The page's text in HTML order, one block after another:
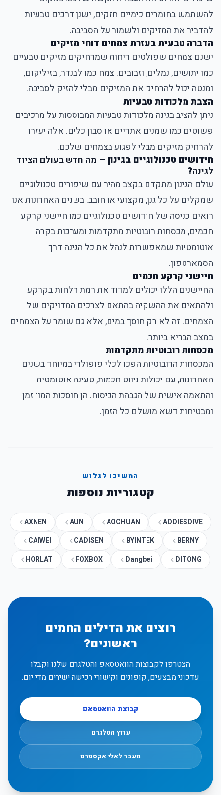
להשתמש בחומרים כימיים חזקים, ישנן דרכים טבעיות
להדביר את המזיקים ולשמור על הסביבה.
הדברה טבעית בעזרת צמחים דוחי מזיקים
ישנם צמחים שפולטים ריחות שמרחיקים מזיקים טבעיים
כמו יתושים, נמלים, וזבובים. צמח כמו לבנדר, בזיליקום,
ומנטה יכול להרחיק את המזיקים מבלי להזיק לסביבה.
הצבת מלכודות טבעיות
ניתן להציב בגינה מלכודות טבעיות המבוססות על מרכיבים
פשוטים כמו שמנים אתריים או סבון כלים. אלה יעזרו
להרחיק מזיקים מבלי לפגוע בצמחים שלכם.
חידושים טכנולוגיים בגינון – מה חדש בעולם הציוד
לגינה?
עולם הגינון מתקדם בקצב מהיר עם שיפורים טכנולוגיים
שמקלים על כל גנן, מקצועי או חובב. בשנים האחרונות אנו
רואים כניסה של חידושים טכנולוגיים כמו חיישני קרקע
חכמים, מכסחות רובוטיות מתקדמות ומערכות בקרה
אוטומטיות שמאפשרות לנהל את כל הגינה דרך
הסמארטפון.
חיישני קרקע חכמים
החיישנים הללו יכולים למדוד את רמת הלחות בקרקע
ולהתאים את ההשקיה בהתאם לצרכים המדויקים של
הצמחים. זה לא רק חוסך במים, אלא גם שומר על הצמחים
במצב הבריא ביותר.
מכסחות רובוטיות מתקדמות
המכסחות הרובוטיות הפכו לכלי פופולרי במיוחד בשנים
האחרונות, עם יכולות ניווט חכמות, טעינה אוטומטית
והתאמה אישית של הגבהת הכיסוח. הן חוסכות המון זמן
ומבטיחות דשא מושלם כל הזמן.
המשיכו לגלוש
קטגוריות נוספות
ADDIESDIVE
AOCHUAN
AUN
AXNEN
BERNY
BYINTEK
CADISEN
CAIWEI
DITONG
Dangbei
FOXBOX
HORLAT
רוצים את הדילים החמים
ראשונים?
הצטרפו לקבוצות הוואטסאפ והטלגרם שלנו וקבלו
עדכוני מבצעים, קופונים וקישורי רכישה ישירים מדי יום.
קבוצת הוואטסאפ
ערוץ הטלגרם
מעבר לאלי אקספרס